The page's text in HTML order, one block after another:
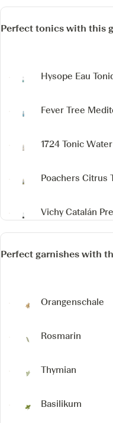
Perfect tonics with this
Hysope Eau
Fever Tree
1724 Tonic Water
Poachers Citrus
Vichy Catalán
Perfect garnishes with
Orangenschale
Rosmarin
Thymian
Basilikum